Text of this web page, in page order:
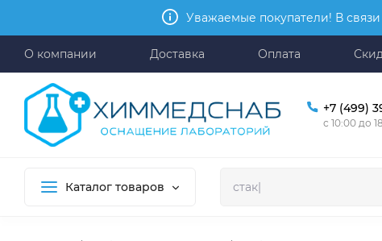
Уважаемые покупатели! В
О компании Доставка Оплата
+7 (499)
с 10:00 до
Каталог товаров